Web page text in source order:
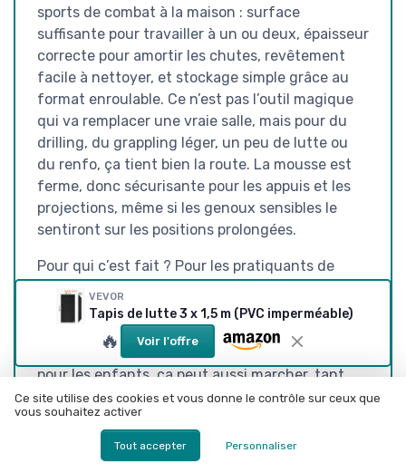
sports de combat à la maison : surface
suffisante pour travailler à un ou deux, épaisseur
correcte pour amortir les chutes, revêtement
facile à nettoyer, et stockage simple grâce au
format enroulable. Ce n’est pas l’outil magique
qui va remplacer une vraie salle, mais pour du
drilling, du grappling léger, un peu de lutte ou
du renfo, ça tient bien la route. La mousse est
ferme, donc sécurisante pour les appuis et les
projections, même si les genoux sensibles le
sentiront sur les positions prolongées.
Pour qui c’est fait ? Pour les pratiquants de
BJJ, judo, MMA ou lutte qui veulent un espace
de travail sérieux à la maison ou dans un
garage, sans investir dans une installation pro.
Pour les parents qui veulent un coin gym/jeu
pour les enfants, ça peut aussi marcher, tant
qu’on reste pieds nus. Qui devrait passer son
chemin ? Ceux qui veulent juste un petit tapis
de fitness occasionnel, ou ceux qui ont besoin
d’une très grande surface pour des cours
VEVOR
Tapis de lutte 3 x 1,5 m (PVC imperméable)
🔥 Voir l'offre
Ce site utilise des cookies et vous donne le contrôle sur ceux que
vous souhaitez activer
Tout accepter Personnaliser